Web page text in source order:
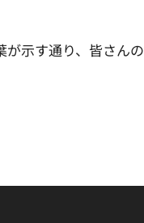
示す通り、皆さん